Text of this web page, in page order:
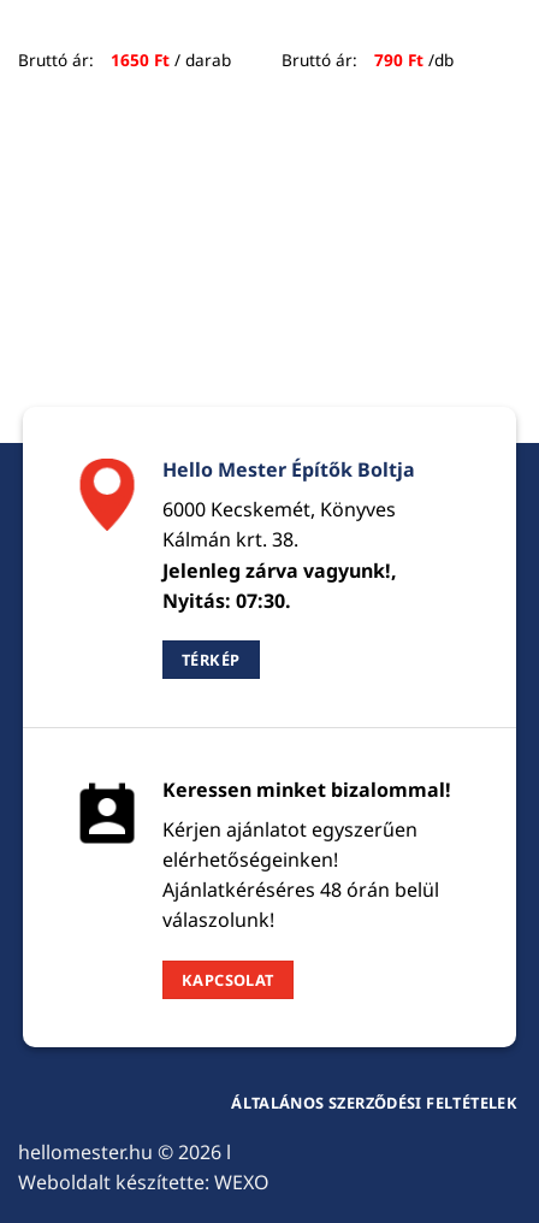
Bruttó ár: 1650 Ft/ darab Bruttó ár: 790 Ft/db
Hello Mester Építők Boltja
6000 Kecskemét, Könyves
Kálmán krt. 38.
Jelenleg zárva vagyunk!,
Nyitás: 07:30.
TÉRKÉP
Keressen minket bizalommal!
Kérjen ajánlatot egyszerűen
elérhetőségeinken!
Ajánlatkéréséres 48 órán belül
válaszolunk!
KAPCSOLAT
hellomester.hu © 2026 l
Weboldalt készítette: WEXO
ÁLTALÁNOS SZERZŐDÉSI FELTÉTELEK